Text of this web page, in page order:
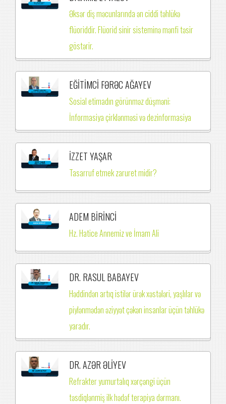
Əksər diş məcunlarında ən ciddi təhlükə
flüoriddir. Flüorid sinir sisteminə mənfi təsir
göstərir.
EĞİTİMCİ FƏRƏC AĞAYEV
Sosial etimadın görünməz düşməni:
İnformasiya çirklənməsi və dezinformasiya
İZZET YAŞAR
Tasarruf etmek zaruret midir?
ADEM BİRİNCİ
Hz. Hatice Annemiz ve İmam Ali
DR. RASUL BABAYEV
Həddindən artıq istilər ürək xəstələri, yaşlılar və
piylənmədən əziyyət çəkən insanlar üçün təhlükə
yaradır.
DR. AZƏR ƏLİYEV
Refrakter yumurtalıq xərçəngi üçün
təsdiqlənmiş ilk hədəf terapiya dərmanı.